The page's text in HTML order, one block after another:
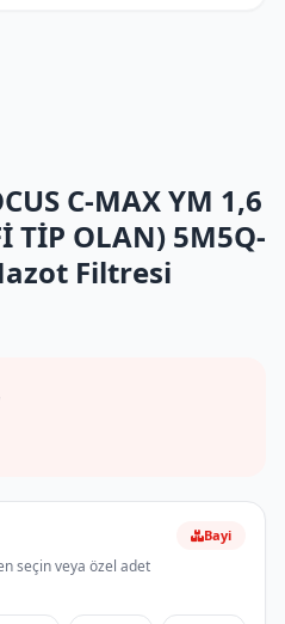
C-MAX YM 1,6
TİP OLAN) 5M5Q-
Filtresi
seçin veya özel adet
Bayi